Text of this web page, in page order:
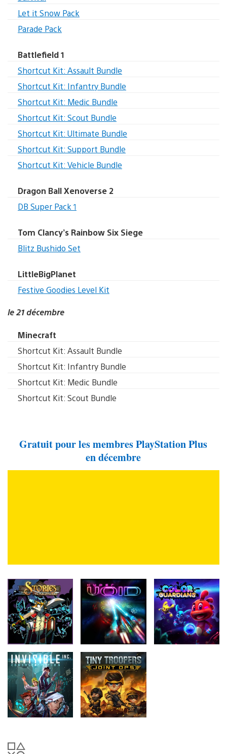
Let it Snow Pack
Parade Pack
Battlefield 1
Shortcut Kit: Assault Bundle
Shortcut Kit: Infantry Bundle
Shortcut Kit: Medic Bundle
Shortcut Kit: Scout Bundle
Shortcut Kit: Ultimate Bundle
Shortcut Kit: Support Bundle
Shortcut Kit: Vehicle Bundle
Dragon Ball Xenoverse 2
DB Super Pack 1
Tom Clancy’s Rainbow Six Siege
Blitz Bushido Set
LittleBigPlanet
Festive Goodies Level Kit
le 21 décembre
Minecraft
Shortcut Kit: Assault Bundle
Shortcut Kit: Infantry Bundle
Shortcut Kit: Medic Bundle
Shortcut Kit: Scout Bundle
Gratuit pour les membres PlayStation Plus
en décembre